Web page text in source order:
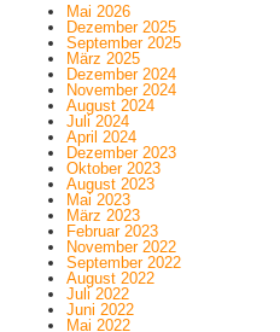
Mai 2026
Dezember 2025
September 2025
März 2025
Dezember 2024
November 2024
August 2024
Juli 2024
April 2024
Dezember 2023
Oktober 2023
August 2023
Mai 2023
März 2023
Februar 2023
November 2022
September 2022
August 2022
Juli 2022
Juni 2022
Mai 2022